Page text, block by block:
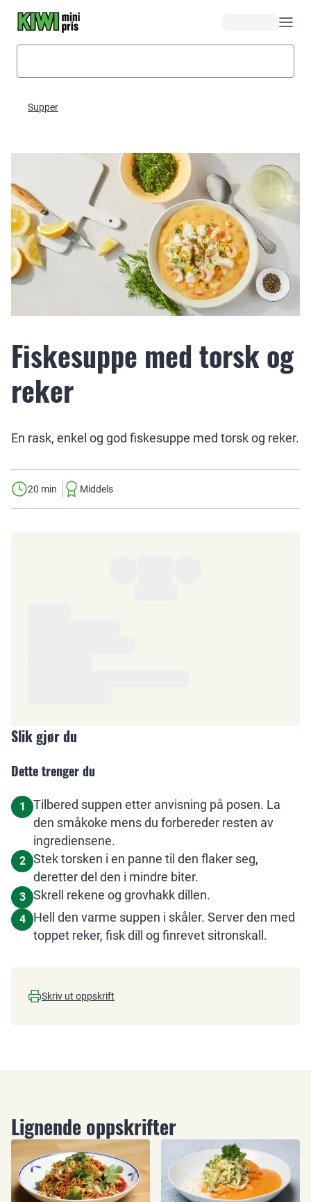
Supper
Fiskesuppe med torsk og
reker
En rask, enkel og god fiskesuppe med torsk og reker.
20 min Middels
Slik gjør du
Dette trenger du
1
Tilbered suppen etter anvisning på posen. La
den småkoke mens du forbereder resten av
ingrediensene.
2
Stek torsken i en panne til den flaker seg,
deretter del den i mindre biter.
3 Skrell rekene og grovhakk dillen.
4
Hell den varme suppen i skåler. Server den med
toppet reker, fisk dill og finrevet sitronskall.
Skriv ut oppskrift
Lignende oppskrifter